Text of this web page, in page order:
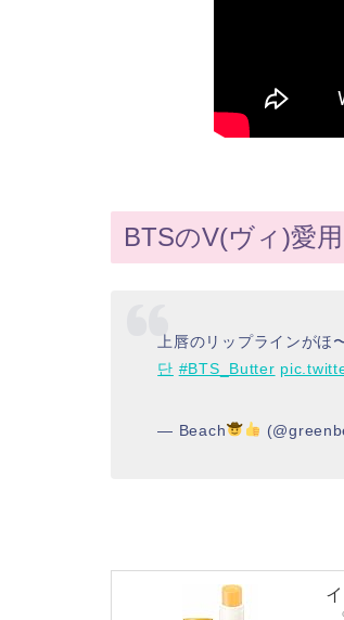
BTSのV(ヴィ)愛
上唇のリップラインがほ
단 #BTS_Butter
— Beach